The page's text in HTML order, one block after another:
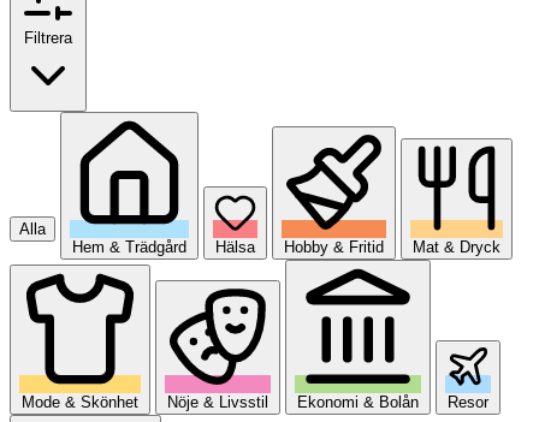
Filtrera
Alla
Hem & Trädgård
Hälsa Hobby & Fritid Mat & Dryck
Mode & Skönhet Nöje & Livsstil Ekonomi & Bolån Resor